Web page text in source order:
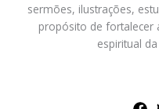
sermões, ilustrações,
propósito de fortalecer
espiritual